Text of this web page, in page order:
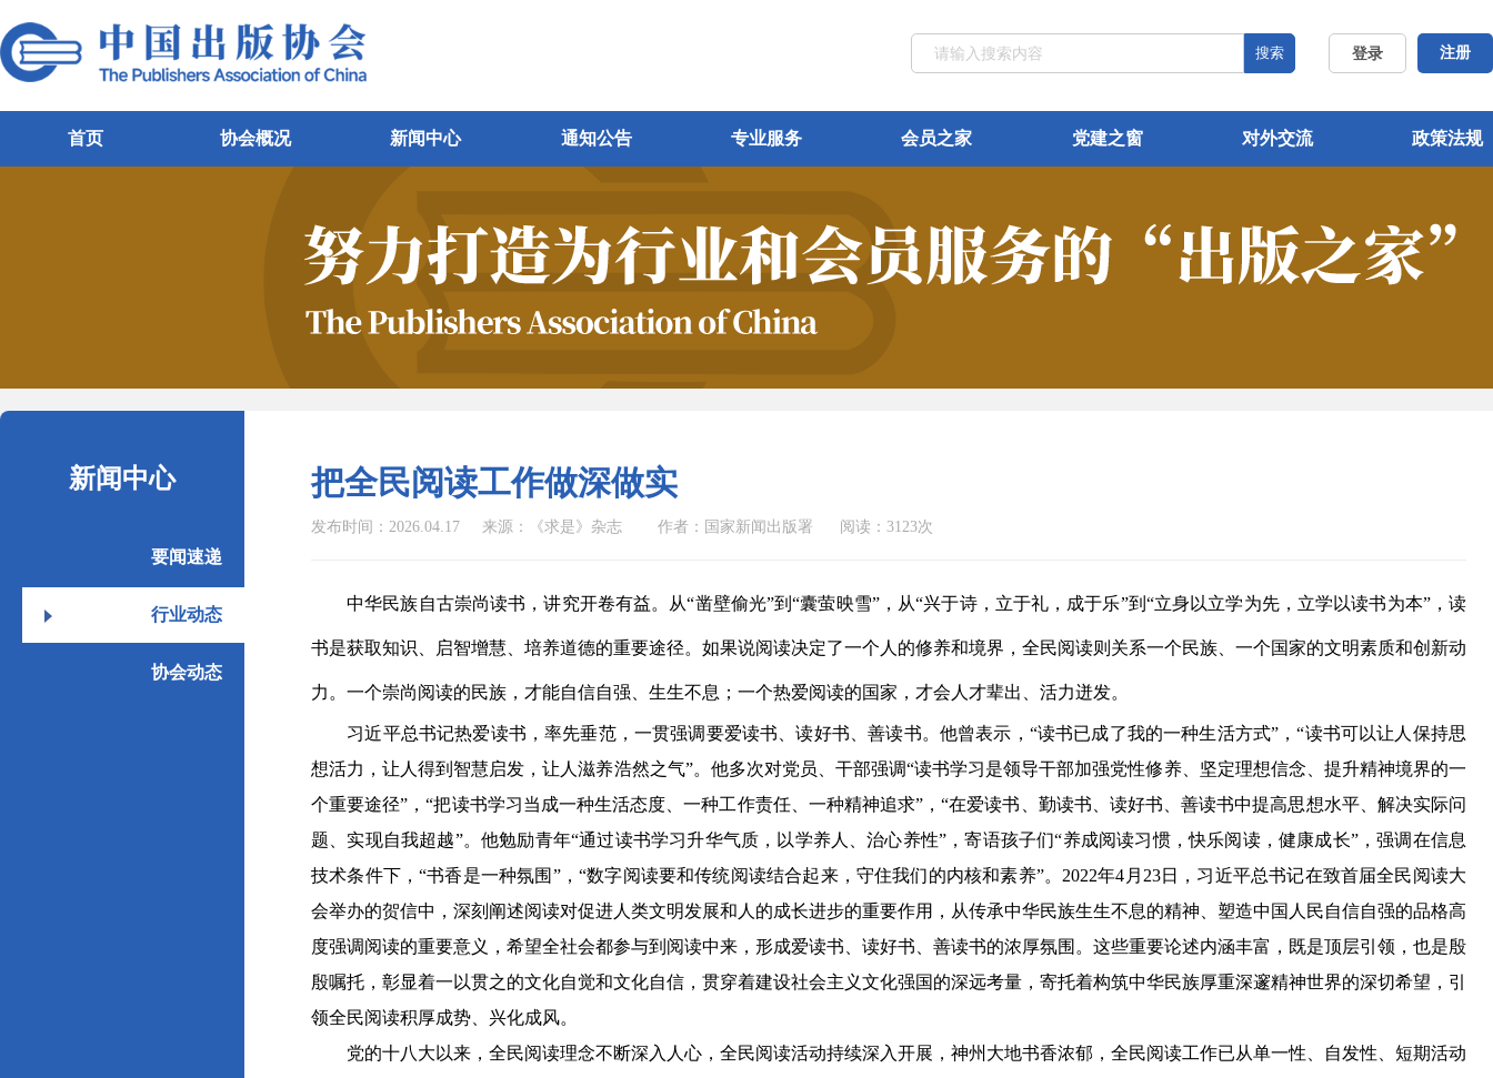
登录 注册
搜索
首页 协会概况 新闻中心 通知公告 专业服务 会员之家 党建之窗 对外交流 政策法规
新闻中心
要闻速递
行业动态
协会动态
把全民阅读工作做深做实
发布时间：2026.04.17 来源：《求是》杂志 作者：国家新闻出版署 阅读：3123次
中华民族自古崇尚读书，讲究开卷有益。从“凿壁偷光”到“囊萤映雪”，从“兴于诗，立于礼，成于乐”到“立身以立学为先，立学以读书为本”，读
书是获取知识、启智增慧、培养道德的重要途径。如果说阅读决定了一个人的修养和境界，全民阅读则关系一个民族、一个国家的文明素质和创新动
力。一个崇尚阅读的民族，才能自信自强、生生不息；一个热爱阅读的国家，才会人才辈出、活力迸发。
习近平总书记热爱读书，率先垂范，一贯强调要爱读书、读好书、善读书。他曾表示，“读书已成了我的一种生活方式”，“读书可以让人保持思
想活力，让人得到智慧启发，让人滋养浩然之气”。他多次对党员、干部强调“读书学习是领导干部加强党性修养、坚定理想信念、提升精神境界的一
个重要途径”，“把读书学习当成一种生活态度、一种工作责任、一种精神追求”，“在爱读书、勤读书、读好书、善读书中提高思想水平、解决实际问
题、实现自我超越”。他勉励青年“通过读书学习升华气质，以学养人、治心养性”，寄语孩子们“养成阅读习惯，快乐阅读，健康成长”，强调在信息
技术条件下，“书香是一种氛围”，“数字阅读要和传统阅读结合起来，守住我们的内核和素养”。2022年4月23日，习近平总书记在致首届全民阅读大
会举办的贺信中，深刻阐述阅读对促进人类文明发展和人的成长进步的重要作用，从传承中华民族生生不息的精神、塑造中国人民自信自强的品格高
度强调阅读的重要意义，希望全社会都参与到阅读中来，形成爱读书、读好书、善读书的浓厚氛围。这些重要论述内涵丰富，既是顶层引领，也是殷
殷嘱托，彰显着一以贯之的文化自觉和文化自信，贯穿着建设社会主义文化强国的深远考量，寄托着构筑中华民族厚重深邃精神世界的深切希望，引
领全民阅读积厚成势、兴化成风。
党的十八大以来，全民阅读理念不断深入人心，全民阅读活动持续深入开展，神州大地书香浓郁，全民阅读工作已从单一性、自发性、短期活动